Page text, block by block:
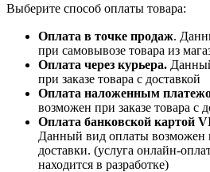
Выберите способ оплаты товара:
Оплата в точке продаж.
при самовывозе товара из
Оплата через курьера.
при заказе товара с доставкой
Оплата наложенным
возможен при заказе товара с
Оплата банковской картой
Данный вид оплаты возможен
доставки. (услуга онлайн-
находится в разработке)